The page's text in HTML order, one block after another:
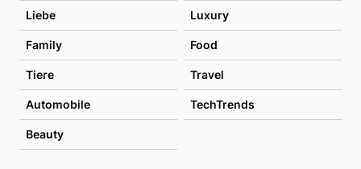
Liebe Luxury
Family Food
Tiere Travel
Automobile TechTrends
Beauty